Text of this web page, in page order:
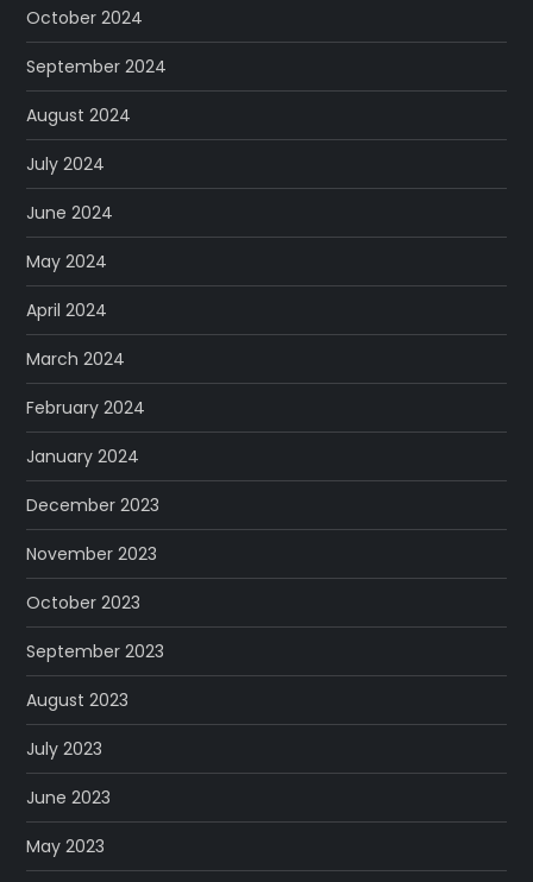
October 2024
September 2024
August 2024
July 2024
June 2024
May 2024
April 2024
March 2024
February 2024
January 2024
December 2023
November 2023
October 2023
September 2023
August 2023
July 2023
June 2023
May 2023